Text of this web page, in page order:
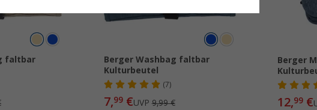
faltbar
Berger Washbag faltbar
Kulturbeutel
(7)
7,99€UVP9,99 €
Berger
12,99 €